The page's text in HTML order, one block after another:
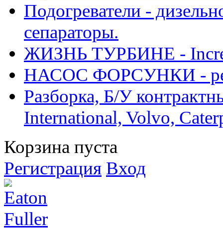
Подогреватели -
сепараторы.
ЖИЗНЬ ТУРБИНЕ -
НАСОС ФОРСУНКИ -
Разборка, Б/У
International, Volvo,
Корзина пуста
Регистрация Вход